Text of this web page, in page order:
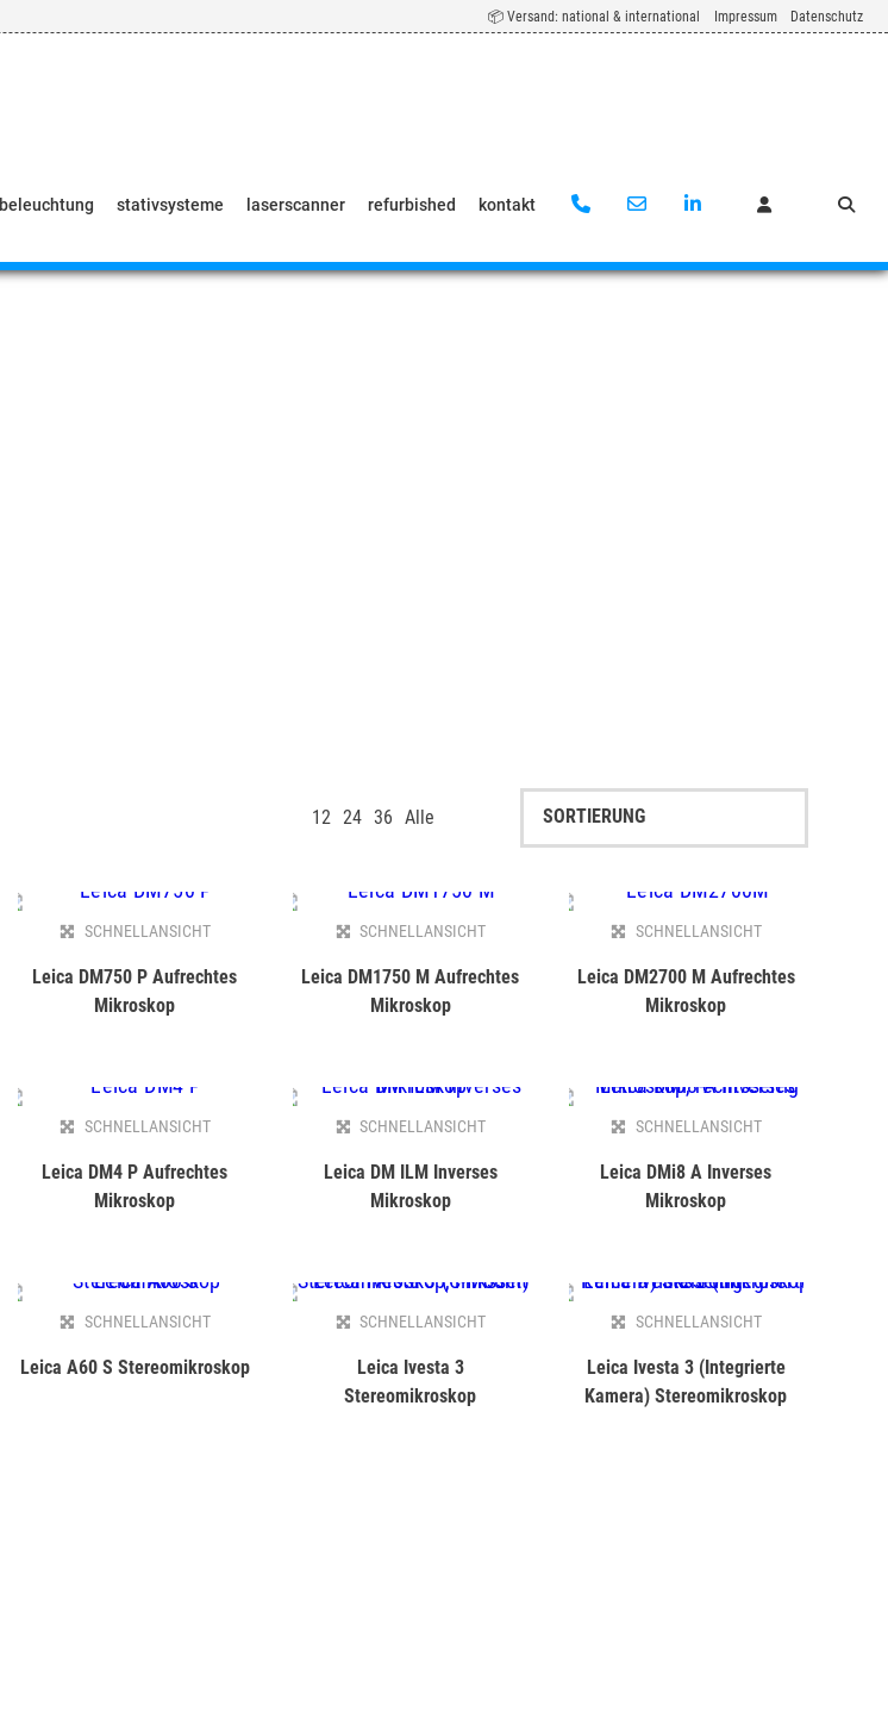
📦 Versand: national & international Impressum Datenschutz
beleuchtung stativsysteme laserscanner refurbished kontakt
12 24 36 Alle
SCHNELLANSICHT
Leica DM750 P Aufrechtes
Mikroskop
SCHNELLANSICHT
Leica DM1750 M Aufrechtes
Mikroskop
SCHNELLANSICHT
Leica DM2700 M Aufrechtes
Mikroskop
SCHNELLANSICHT
Leica DM4 P Aufrechtes
Mikroskop
SCHNELLANSICHT
Leica DM ILM Inverses
Mikroskop
SCHNELLANSICHT
Leica DMi8 A Inverses
Mikroskop
SCHNELLANSICHT
Leica A60 S Stereomikroskop
SCHNELLANSICHT
Leica Ivesta 3
Stereomikroskop
SCHNELLANSICHT
Leica Ivesta 3 (Integrierte
Kamera) Stereomikroskop